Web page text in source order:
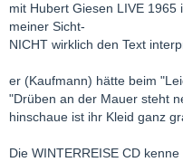
mit Hubert Giesen LIVE
meiner Sicht-
NICHT wirklich den Text
er (Kaufmann) hätte beim
"Drüben an der Mauer steht
hinschaue ist ihr Kleid ganz
Die WINTERREISE CD